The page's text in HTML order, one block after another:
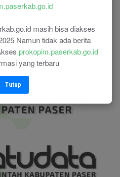
masih bisa diakses
Namun tidak ada berita
prokopim.paserkab.go.id
yang terbaru
Tutup